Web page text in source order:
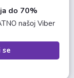
do 70%
našoj Viber
se